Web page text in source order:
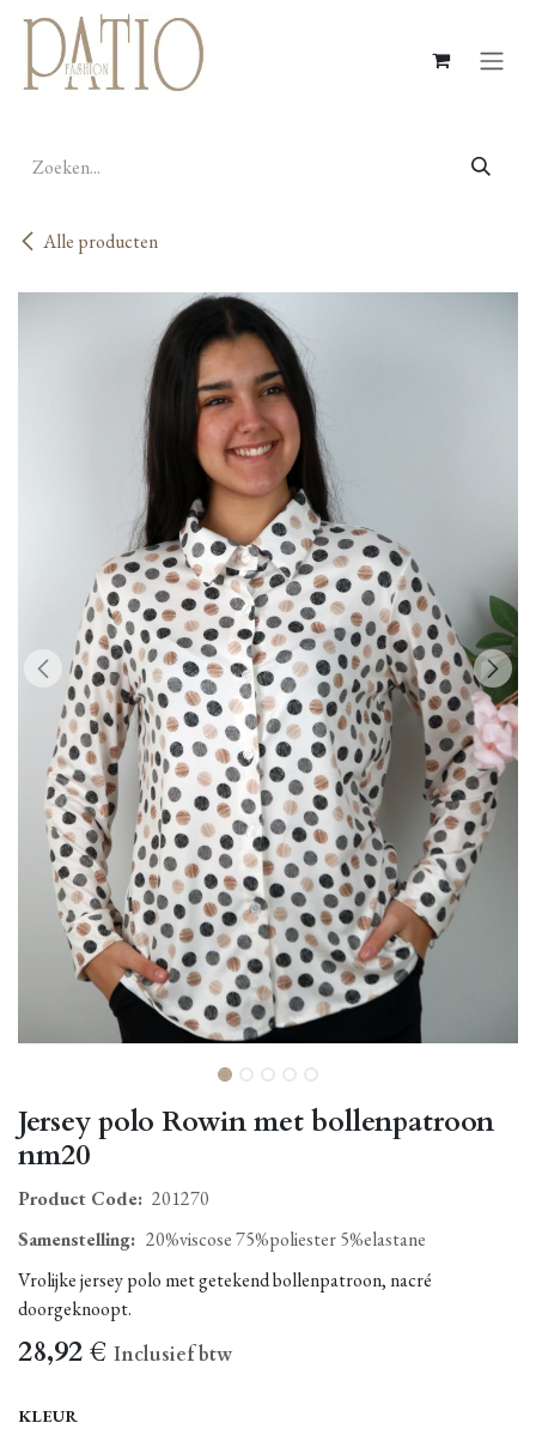
Overslaan naar inhoud
Alle producten
Jersey polo Rowin met bollenpatroon
nm20
Product Code: 201270
Samenstelling: 20%viscose 75%poliester 5%elastane
Vrolijke jersey polo met getekend bollenpatroon, nacré
doorgeknoopt.
28,92€ Inclusief btw
KLEUR